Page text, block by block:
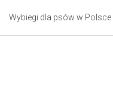
Wybiegi dla psów w Polsce